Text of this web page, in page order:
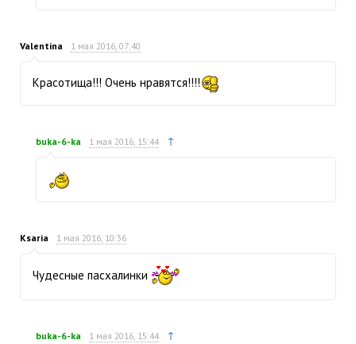
Valentina 1 мая 2016, 07:40
Красотища!!! Очень нравятся!!!!
buka-6-ka 1 мая 2016, 15:44 ↑
Ksaria 1 мая 2016, 10:36
Чудесные пасхалинки
buka-6-ka 1 мая 2016, 15:44 ↑